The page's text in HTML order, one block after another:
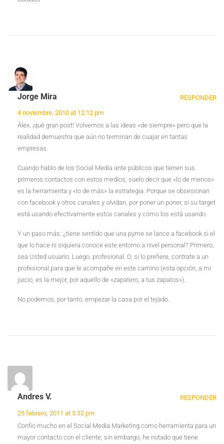
Jorge Mira
4 noviembre, 2010 at 12:12 pm
RESPONDER
Àlex, ¡qué gran post! Volvemos a las ideas «de siempre» pero que la
realidad demuestra que aún no terminan de cuajar en tantas
empresas.
Cuando hablo de los Social Media ante públicos que tienen sus
primeros contactos con estos medios, suelo decir que «lo de menos»
es la herramienta y «lo de más» la estrategia. Porque se obsesionan
con facebook y otros canales y olvidan, por poner un poner, si su target
está usando efectivamente estos canales y cómo los está usando.
Y un paso más: ¿tiene sentido que una pyme se lance a facebook si el
que lo hace ni siquiera conoce este entorno a nivel personal? Primero,
sea Usted usuario. Luego, profesional. O, si lo prefiere, contrate a un
profesional para que le acompañe en este camino (esta opción, a mi
juicio, es la mejor, por aquello de «zapatero, a tus zapatos»).
No podemos, por tanto, empezar la casa por el tejado.
Andres V.
25 febrero, 2011 at 5:32 pm
RESPONDER
Confio mucho en el Social Media Marketing como herramienta para un
mayor contacto con el cliente; sin embargo, he notado que tiene